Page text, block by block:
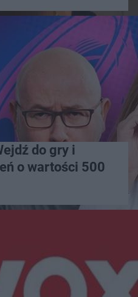
do gry i
o wartości 500